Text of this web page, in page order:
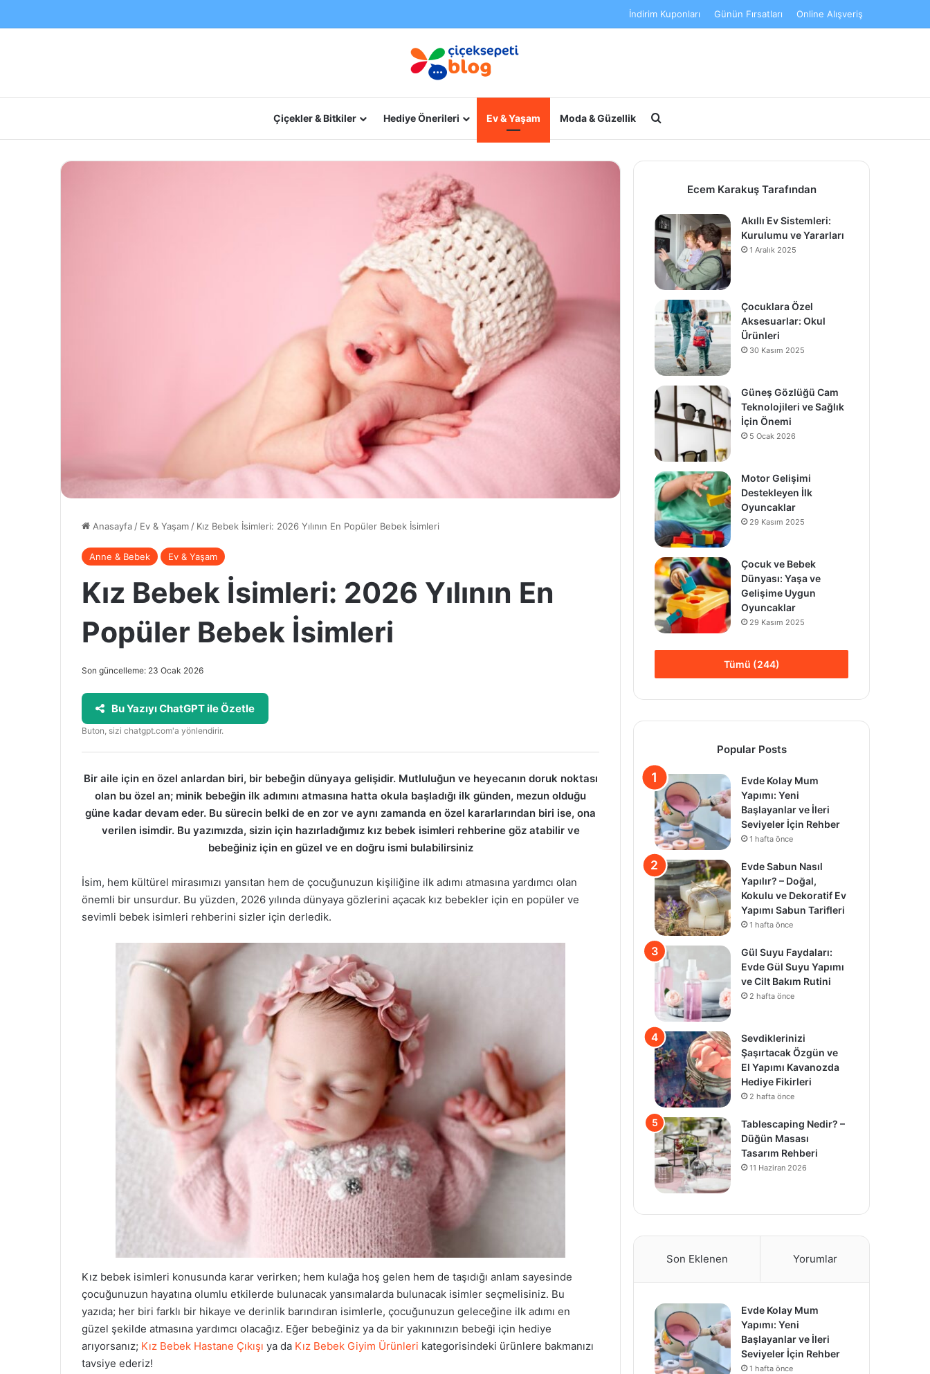
İndirim Kuponları Günün Fırsatları Online Alışveriş
Çiçekler & Bitkiler Hediye Önerileri Ev & Yaşam Moda & Güzellik Arama yap ...
Anasayfa / Ev & Yaşam / Kız Bebek İsimleri: 2026 Yılının En Popüler Bebek İsimleri
Anne & Bebek Ev & Yaşam
Kız Bebek İsimleri: 2026 Yılının En
Popüler Bebek İsimleri
Son güncelleme: 23 Ocak 2026
Bu Yazıyı ChatGPT ile Özetle
Buton, sizi chatgpt.com'a yönlendirir.
Bir aile için en özel anlardan biri, bir bebeğin dünyaya gelişidir. Mutluluğun ve heyecanın doruk noktası
olan bu özel an; minik bebeğin ilk adımını atmasına hatta okula başladığı ilk günden, mezun olduğu
güne kadar devam eder. Bu sürecin belki de en zor ve aynı zamanda en özel kararlarından biri ise, ona
verilen isimdir. Bu yazımızda, sizin için hazırladığımız kız bebek isimleri rehberine göz atabilir ve
bebeğiniz için en güzel ve en doğru ismi bulabilirsiniz
İsim, hem kültürel mirasımızı yansıtan hem de çocuğunuzun kişiliğine ilk adımı atmasına yardımcı olan
önemli bir unsurdur. Bu yüzden, 2026 yılında dünyaya gözlerini açacak kız bebekler için en popüler ve
sevimli bebek isimleri rehberini sizler için derledik.
Kız bebek isimleri konusunda karar verirken; hem kulağa hoş gelen hem de taşıdığı anlam sayesinde
çocuğunuzun hayatına olumlu etkilerde bulunacak yansımalarda bulunacak isimler seçmelisiniz. Bu
yazıda; her biri farklı bir hikaye ve derinlik barındıran isimlerle, çocuğunuzun geleceğine ilk adımı en
güzel şekilde atmasına yardımcı olacağız. Eğer bebeğiniz ya da bir yakınınızın bebeği için hediye
arıyorsanız; Kız Bebek Hastane Çıkışı ya da Kız Bebek Giyim Ürünleri kategorisindeki ürünlere bakmanızı
tavsiye ederiz!
Ecem Karakuş Tarafından
Akıllı Ev Sistemleri:
Kurulumu ve Yararları
1 Aralık 2025
Çocuklara Özel
Aksesuarlar: Okul
Ürünleri
30 Kasım 2025
Güneş Gözlüğü Cam
Teknolojileri ve Sağlık
İçin Önemi
5 Ocak 2026
Motor Gelişimi
Destekleyen İlk
Oyuncaklar
29 Kasım 2025
Çocuk ve Bebek
Dünyası: Yaşa ve
Gelişime Uygun
Oyuncaklar
29 Kasım 2025
Tümü (244)
Popular Posts
Evde Kolay Mum
Yapımı: Yeni
Başlayanlar ve İleri
Seviyeler İçin Rehber
1 hafta önce
Evde Sabun Nasıl
Yapılır? – Doğal,
Kokulu ve Dekoratif Ev
Yapımı Sabun Tarifleri
1 hafta önce
Gül Suyu Faydaları:
Evde Gül Suyu Yapımı
ve Cilt Bakım Rutini
2 hafta önce
Sevdiklerinizi
Şaşırtacak Özgün ve
El Yapımı Kavanozda
Hediye Fikirleri
2 hafta önce
Tablescaping Nedir? –
Düğün Masası
Tasarım Rehberi
11 Haziran 2026
Son Eklenen Yorumlar
Evde Kolay Mum
Yapımı: Yeni
Başlayanlar ve İleri
Seviyeler İçin Rehber
1 hafta önce